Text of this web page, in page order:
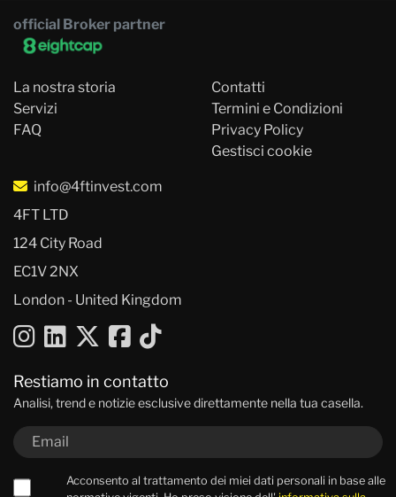
official Broker partner
La nostra storia
Servizi
FAQ
Contatti
Termini e Condizioni
Privacy Policy
Gestisci cookie
info@4ftinvest.com
4FT LTD
124 City Road
EC1V 2NX
London - United Kingdom
Restiamo in contatto
Analisi, trend e notizie esclusive direttamente nella tua casella.
Acconsento al trattamento dei miei dati personali in base alle